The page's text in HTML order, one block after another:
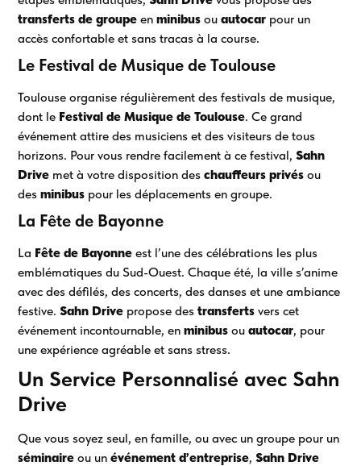
transferts de groupe enminibus ouautocar pour un
accès confortable et sans tracas à la course.
Le Festival de Musique de Toulouse
Toulouse organise régulièrement des festivals de musique,
dont le Festival de Musique de Toulouse. Ce grand
événement attire des musiciens et des visiteurs de tous
horizons. Pour vous rendre facilement à ce festival,Sahn
Drive met à votre disposition deschauffeurs privés ou
desminibus pour les déplacements en groupe.
La Fête de Bayonne
La Fête de Bayonne est l’une des célébrations les plus
emblématiques du Sud-Ouest. Chaque été, la ville s’anime
avec des défilés, des concerts, des danses et une ambiance
festive.Sahn Drive propose destransferts vers cet
événement incontournable, enminibus ouautocar, pour
une expérience agréable et sans stress.
Un Service Personnalisé avec Sahn
Drive
Que vous soyez seul, en famille, ou avec un groupe pour un
séminaire ou unévénement d’entreprise,Sahn Drive